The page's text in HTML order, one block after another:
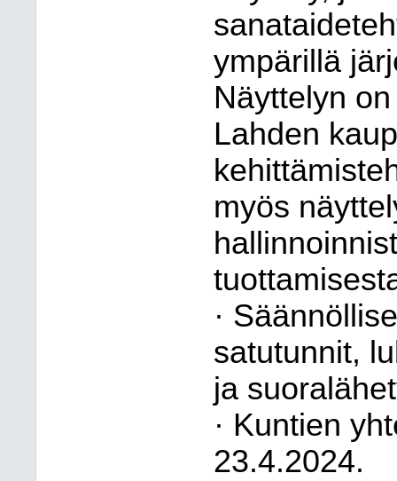
ympärillä
Näyttelyn
Lahden
myös
·
satutunnit,
ja
· Kuntien
23.4.2024.